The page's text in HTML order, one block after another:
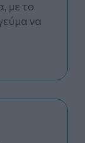
με το
να